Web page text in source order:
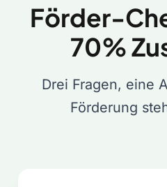
Förder-
70%
Drei Fragen, eine
Förderung